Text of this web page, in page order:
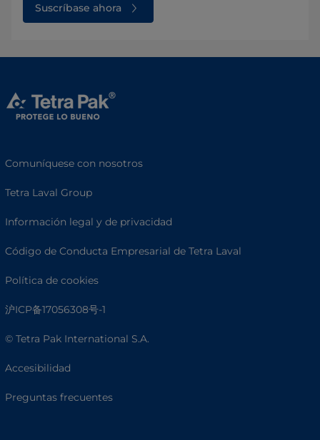
Suscríbase ahora
Comuníquese con nosotros
Tetra Laval Group
Información legal y de privacidad
Código de Conducta Empresarial de Tetra Laval
Política de cookies
沪ICP备17056308号-1
© Tetra Pak International S.A.
Accesibilidad
Preguntas frecuentes